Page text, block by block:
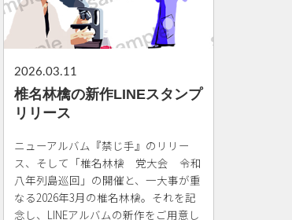
2026.03.11
椎名林檎の新作LINEスタンプ
リリース
ニューアルバム『禁じ手』のリリー
ス、そして「椎名林檎 党大会 令和
八年列島巡回」の開催と、一大事が重
なる2026年3月の椎名林檎。それを記
念し、LINEアルバムの新作をご用意し